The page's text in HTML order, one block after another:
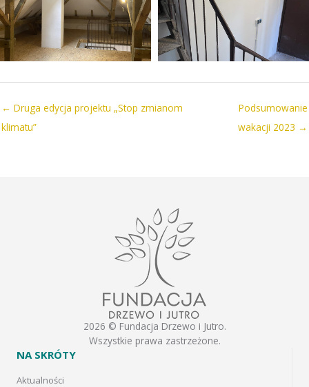
← Druga edycja projektu „Stop zmianom
klimatu”
Podsumowanie
wakacji 2023 →
2026 © Fundacja Drzewo i Jutro.
Wszystkie prawa zastrzeżone.
NA SKRÓTY
Aktualności